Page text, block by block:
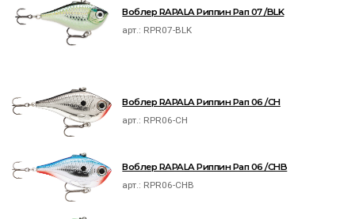
Воблер RAPALA Риппин Рап 07 /BLK
арт.: RPR07-BLK
Воблер RAPALA Риппин Рап 06 /CH
арт.: RPR06-CH
Воблер RAPALA Риппин Рап 06 /CHB
арт.: RPR06-CHB